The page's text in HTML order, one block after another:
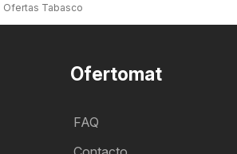
Ofertas Tabasco
Ofertomat
FAQ